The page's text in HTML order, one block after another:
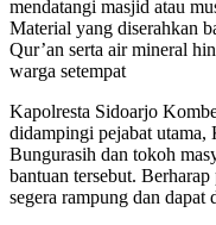
mendatangi masjid atau
Material yang diserahkan
Qur’an serta air mineral
warga setempat
Kapolresta Sidoarjo
didampingi pejabat
Bungurasih dan tokoh
bantuan tersebut.
segera rampung dan dapat